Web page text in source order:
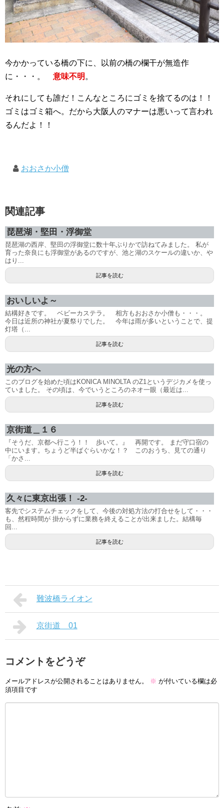
今かかっている橋の下に、以前の橋の欄干が無造作
に・・・。 意味不明 。
それにしても誰だ！こんなところにゴミを捨てるのは！！
ゴミはゴミ箱へ。だから大阪人のマナーは悪いって言われ
るんだよ！！
おおさか小僧
関連記事
琵琶湖・堅田・浮御堂
琵琶湖の西岸、堅田の浮御堂に数十年ぶりかで訪ねてみました。 私が
育った奈良にも浮御堂があるのですが、池と湖のスケールの違いか、や
はり...
記事を読む
おいしいよ～
結構好きです。 ベビーカステラ。 相方もおおさか小僧も・・・。
今日は近所の神社が夏祭りでした。 今年は雨が多いということで、提
灯塔（...
記事を読む
光の方へ
このブログを始めた頃はKONICA MINOLTA のZ1というデジカメを使っ
ていました。 その頃は、今でいうところのネオ一眼（最近は...
記事を読む
京街道＿１６
『そうだ、京都へ行こう！！ 歩いて。』 再開です。 まだ守口宿の
中にいます。ちょうど半ばぐらいかな！？ このおうち、見ての通り
「かさ...
記事を読む
久々に東京出張！ -2-
客先でシステムチェックをして、今後の対処方法の打合せをして・・・
も、然程時間が 掛からずに業務を終えることが出来ました。結構毎
回...
記事を読む
難波橋ライオン
京街道＿01
コメントをどうぞ
メールアドレスが公開されることはありません。 ※ が付いている欄は必
須項目です